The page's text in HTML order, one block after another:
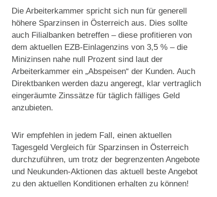
Die Arbeiterkammer spricht sich nun für generell
höhere Sparzinsen in Österreich aus. Dies sollte
auch Filialbanken betreffen – diese profitieren von
dem aktuellen EZB-Einlagenzins von 3,5 % – die
Minizinsen nahe null Prozent sind laut der
Arbeiterkammer ein „Abspeisen“ der Kunden. Auch
Direktbanken werden dazu angeregt, klar vertraglich
eingeräumte Zinssätze für täglich fälliges Geld
anzubieten.
Wir empfehlen in jedem Fall, einen aktuellen
Tagesgeld Vergleich für Sparzinsen in Österreich
durchzuführen, um trotz der begrenzenten Angebote
und Neukunden-Aktionen das aktuell beste Angebot
zu den aktuellen Konditionen erhalten zu können!